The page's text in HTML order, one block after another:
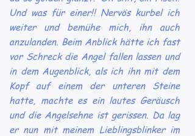
Und was für einer!! Nervös kurbel ich
weiter und bemühe mich, ihn auch
anzulanden. Beim Anblick hätte ich fast
vor Schreck die Angel fallen lassen und
in dem Augenblick, als ich ihn mit dem
Kopf auf einem der unteren Steine
hatte, machte es ein lautes Geräusch
und die Angelsehne ist gerissen. Da lag
er nun mit meinem Lieblingsblinker im